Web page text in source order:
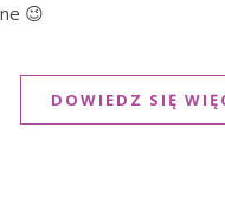
😉
DOWIEDZ SIĘ